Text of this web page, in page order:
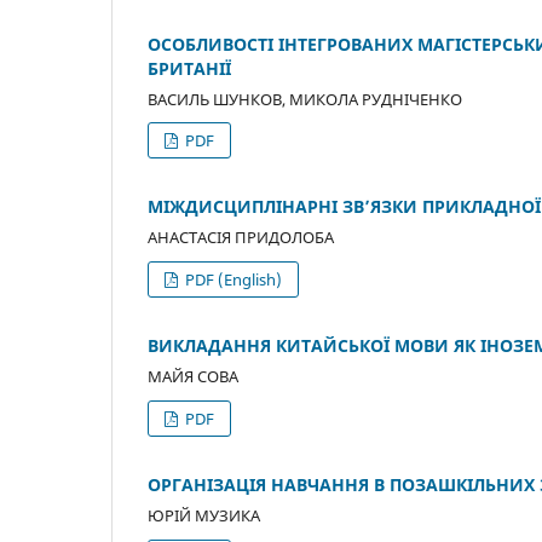
ОСОБЛИВОСТІ ІНТЕГРОВАНИХ
БРИТАНІЇ
ВАСИЛЬ ШУНКОВ, МИКОЛА РУДНІЧЕНКО
PDF
МІЖДИСЦИПЛІНАРНІ ЗВ’ЯЗКИ
АНАСТАСІЯ ПРИДОЛОБА
PDF (English)
ВИКЛАДАННЯ КИТАЙСЬКОЇ МОВИ ЯК
МАЙЯ СОВА
PDF
ОРГАНІЗАЦІЯ НАВЧАННЯ В ПОЗАШКІЛЬНИХ
ЮРІЙ МУЗИКА